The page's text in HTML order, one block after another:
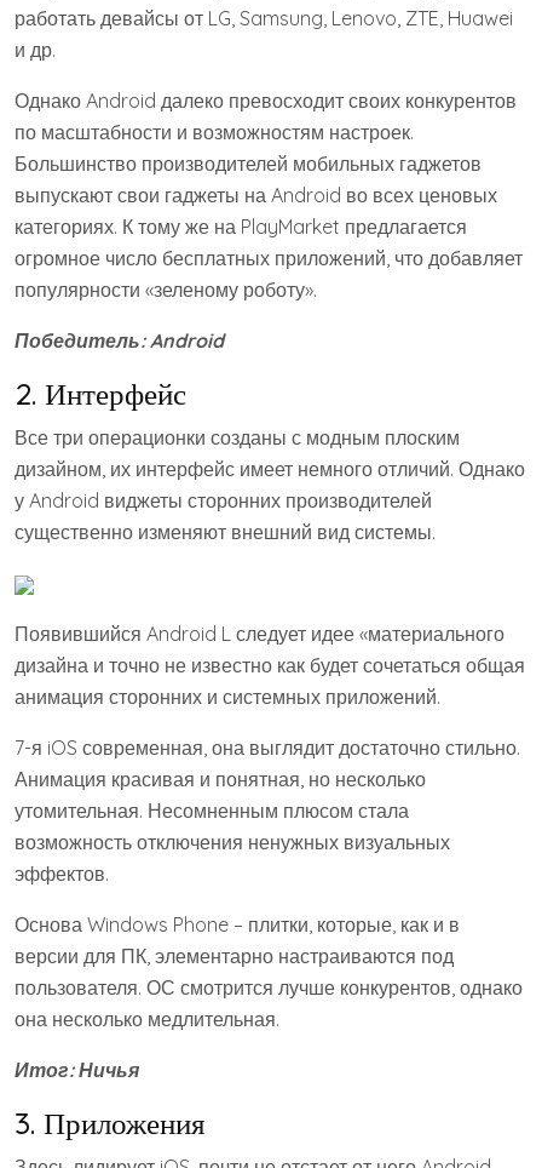
работать девайсы от LG, Samsung, Lenovo, ZTE, Huawei
и др.
Однако Android далеко превосходит своих конкурентов
по масштабности и возможностям настроек.
Большинство производителей мобильных гаджетов
выпускают свои гаджеты на Android во всех ценовых
категориях. К тому же на PlayMarket предлагается
огромное число бесплатных приложений, что добавляет
популярности «зеленому роботу».
Победитель: Android
2. Интерфейс
Все три операционки созданы с модным плоским
дизайном, их интерфейс имеет немного отличий. Однако
у Android виджеты сторонних производителей
существенно изменяют внешний вид системы.
Появившийся Android L следует идее «материального
дизайна и точно не известно как будет сочетаться общая
анимация сторонних и системных приложений.
7-я iOS современная, она выглядит достаточно стильно.
Анимация красивая и понятная, но несколько
утомительная. Несомненным плюсом стала
возможность отключения ненужных визуальных
эффектов.
Основа Windows Phone – плитки, которые, как и в
версии для ПК, элементарно настраиваются под
пользователя. ОС смотрится лучше конкурентов, однако
она несколько медлительная.
Итог: Ничья
3. Приложения